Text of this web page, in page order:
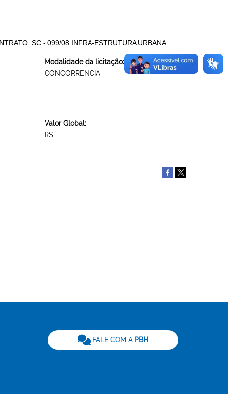
SC - 099/08 INFRA-ESTRUTURA URBANA
Modalidade da licitação:
CONCORRENCIA
Valor Global:
R$
FALE COM A PBH